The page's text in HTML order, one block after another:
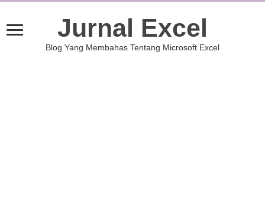
Jurnal Excel
Blog Yang Membahas Tentang Microsoft Excel